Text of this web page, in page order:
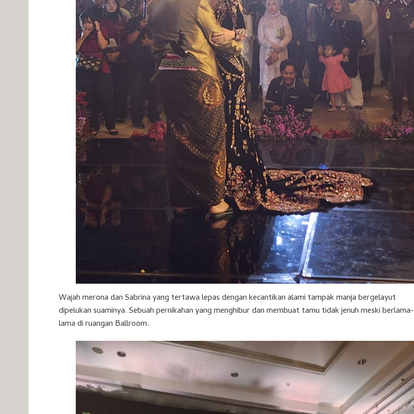
Wajah merona dan Sabrina yang tertawa lepas dengan kecantikan alami tampak manja bergelayut
dipelukan suaminya. Sebuah pernikahan yang menghibur dan membuat tamu tidak jenuh meski berlama-
lama di ruangan Ballroom.